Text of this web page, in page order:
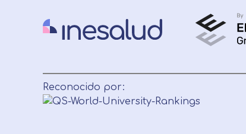
Reconocido por: